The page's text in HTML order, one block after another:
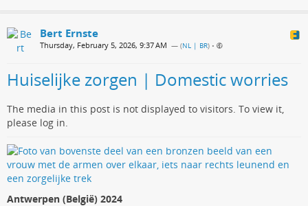
Bert Ernste
Thursday, February 5, 2026, 9:37 AM — (NL | BR) •
Huiselijke zorgen | Domestic worries
The media in this post is not displayed to visitors. To view it,
please log in.
Antwerpen (België) 2024